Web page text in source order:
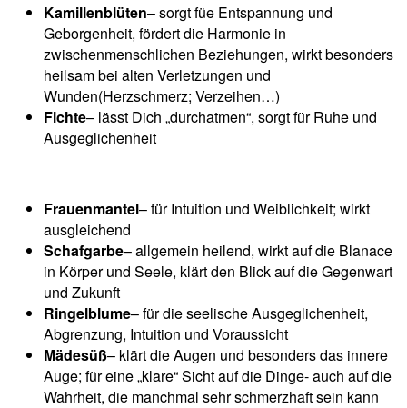
Kamillenblüten– sorgt füe Entspannung und
Geborgenheit, fördert die Harmonie in
zwischenmenschlichen Beziehungen, wirkt besonders
heilsam bei alten Verletzungen und
Wunden(Herzschmerz; Verzeihen…)
Fichte– lässt Dich „durchatmen“, sorgt für Ruhe und
Ausgeglichenheit
Frauenmantel– für Intuition und Weiblichkeit; wirkt
ausgleichend
Schafgarbe– allgemein heilend, wirkt auf die Blanace
in Körper und Seele, klärt den Blick auf die Gegenwart
und Zukunft
Ringelblume– für die seelische Ausgeglichenheit,
Abgrenzung, Intuition und Voraussicht
Mädesüß– klärt die Augen und besonders das innere
Auge; für eine „klare“ Sicht auf die Dinge- auch auf die
Wahrheit, die manchmal sehr schmerzhaft sein kann